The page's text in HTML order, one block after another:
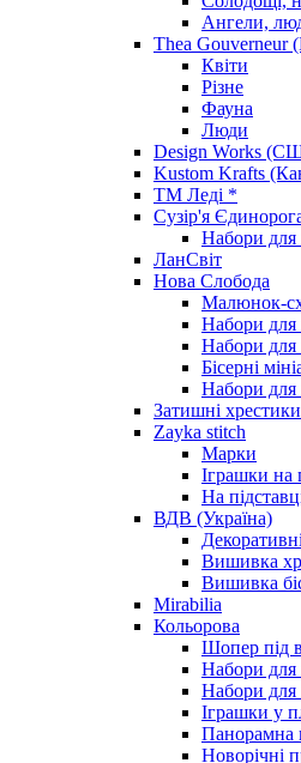
Ангели,
Thea Gouverneur
Квіти
Різне
Фауна
Люди
Design Works
Kustom Krafts
ТМ Леді *
Сузір'я
Набори
ЛанСвіт
Нова Слобода
Малюнок-
Набори
Набори для
Бісерні
Набори для
Затишні
Zayka stitch
Марки
Іграшки на
На
ВДВ (Україна)
Вишивка
Вишивка
Mirabilia
Кольорова
Шопер під
Набори для
Набори для
Іграшки у
Панорамна
Новорічні